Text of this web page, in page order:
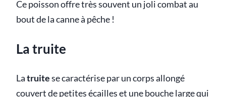
Ce poisson offre très souvent un joli combat au
bout de la canne à pêche !
La truite
Latruitese caractérise par un corps allongé
couvert de petites écailles et une bouche large qui